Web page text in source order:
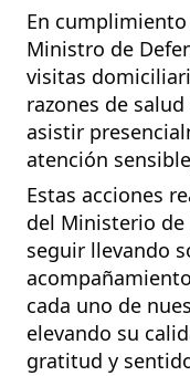
En
Ministro de
visitas
razones de
asistir
atención
Estas acciones
del Ministerio de
seguir llevando
cada uno de
elevando su
gratitud y